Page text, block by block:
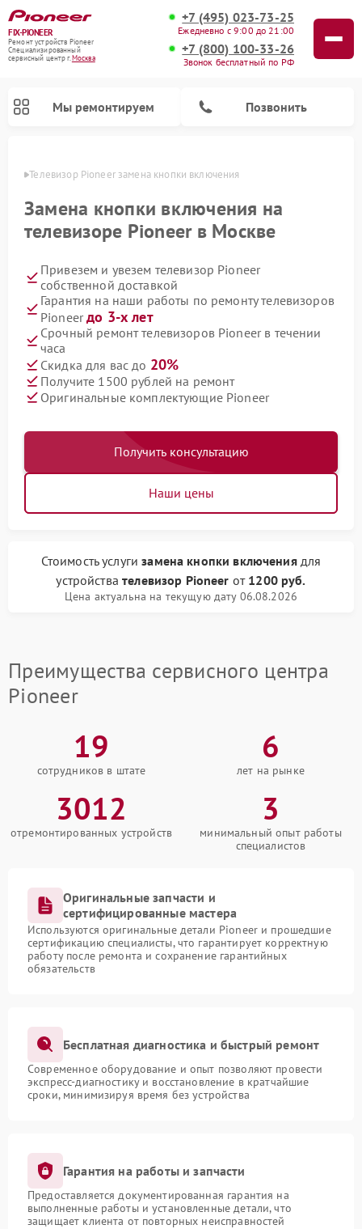
FIX-PIONEER
Ремонт устройств Pioneer
Специализированный
cервисный центр г.Москва
+7 (495) 023-73-25
Ежедневно с 9:00 до 21:00
+7 (800) 100-33-26
Звонок бесплатный по РФ
Мы ремонтируем Позвонить
Телевизор Pioneer замена кнопки включения
Замена кнопки включения на
телевизоре Pioneer в Москве
Привезем и увезем телевизор Pioneer
собственной доставкой
Гарантия на наши работы по ремонту телевизоров
Pioneerдо 3-х лет
Срочный ремонт телевизоров Pioneer в течении
часа
Скидка для вас до 20%
Получите 1500 рублей на ремонт
Оригинальные комплектующие Pioneer
Получить консультацию
Наши цены
Стоимость услугизамена кнопки включениядля
устройствателевизор Pioneer от 1200 руб.
Цена актуальна на текущую дату 06.08.2026
Преимущества сервисного центра
Pioneer
19
сотрудников в штате
6
лет на рынке
3012
отремонтированных устройств
3
минимальный опыт работы
специалистов
Оригинальные запчасти и
сертифицированные мастера
Используются оригинальные детали Pioneer и прошедшие
сертификацию специалисты, что гарантирует корректную
работу после ремонта и сохранение гарантийных
обязательств
Бесплатная диагностика и быстрый ремонт
Современное оборудование и опыт позволяют провести
экспресс-диагностику и восстановление в кратчайшие
сроки, минимизируя время без устройства
Гарантия на работы и запчасти
Предоставляется документированная гарантия на
выполненные работы и установленные детали, что
защищает клиента от повторных неисправностей